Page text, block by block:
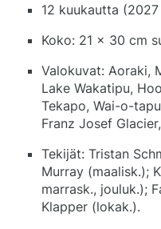
12 kuukautta
Koko: 21 x 30 cm
Valokuvat: Aoraki,
Lake Wakatipu,
Tekapo, Wai-o-
Franz Josef
Tekijät: Tristan
Murray (maalisk.);
marrask., jouluk.);
Klapper (lokak.).